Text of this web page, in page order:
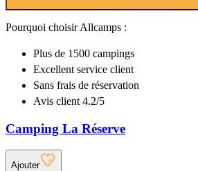
Pourquoi choisir Allcamps :
Plus de 1500 campings
Excellent service client
Sans frais de réservation
Avis client 4.2/5
Camping La Réserve
Ajouter